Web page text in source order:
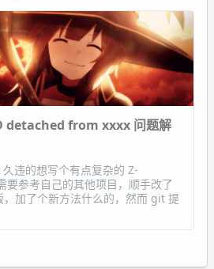
detached from xxxx 问题解
久违的想写个有点复杂的 Z-
要参考自己的其他项目，顺手改了
加了个新方法什么的，然而 git 提